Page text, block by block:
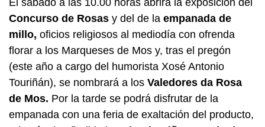
Concurso de Rosas y del de la empanada de
millo, oficios religiosos al mediodía con ofrenda
florar a los Marqueses de Mos y, tras el pregón
(este año a cargo del humorista Xosé Antonio
Touriñán), se nombrará a los Valedores da Rosa
de Mos. Por la tarde se podrá disfrutar de la
empanada con una feria de exaltación del producto,